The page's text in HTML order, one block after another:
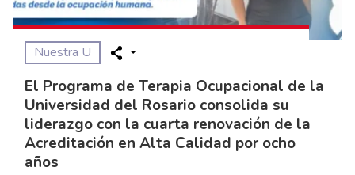
Nuestra U
El Programa de Terapia Ocupacional de la
Universidad del Rosario consolida su
liderazgo con la cuarta renovación de la
Acreditación en Alta Calidad por ocho
años